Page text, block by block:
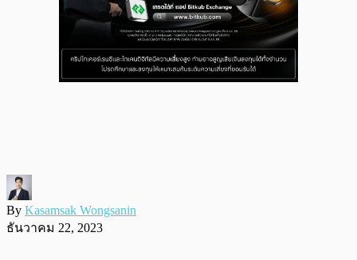
By Kasamsak Wongsanin
ธันวาคม 22, 2023